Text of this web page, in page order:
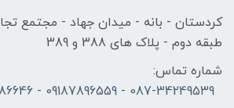
کردستان - بانه - میدان جهاد - مجتمع
طبقه دوم - پلاک های 388 و 389
شماره تماس:
087-34249539 - 09187896559 - 09186686646